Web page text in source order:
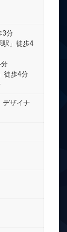
3分
駅」徒歩4
徒歩4分
デザイナ